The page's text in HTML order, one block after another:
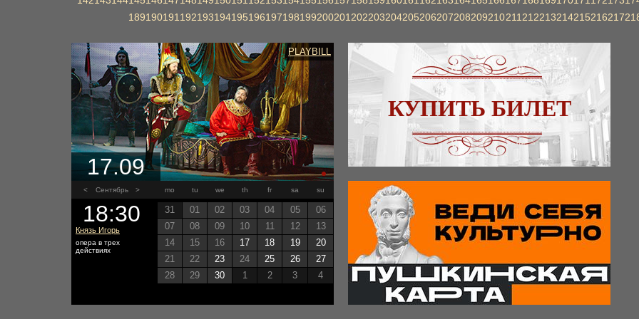
189190191 192193194195196197198199200201 202203204205206207208209210211 212213214215216217
PLAYBILL
< Сентябрь > mo tu we th fr sa su
31 01 02 03 04 05
06
07
08 09 10 11 12
13
14
15 16 17 18 19
20
21
22 23 24 25 26
27
28
29 30 1 2 3 4
17.09
18:30
Князь Игорь
опера в трех
действиях
КУПИТЬ БИЛЕТ